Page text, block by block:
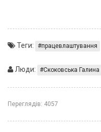
Теги: працевлаштування
Люди: Скоковська Галина
Переглядів: 4057